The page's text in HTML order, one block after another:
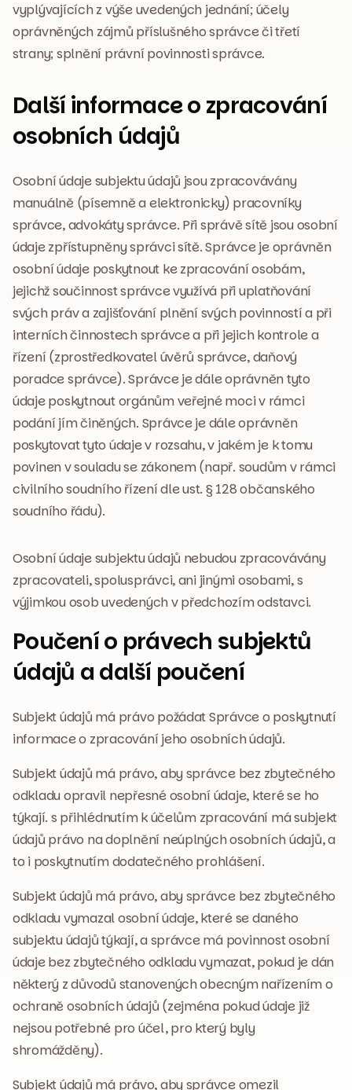
vyplývajících z výše uvedených jednání; účely
oprávněných zájmů příslušného správce či třetí
strany; splnění právní povinnosti správce.
Další informace o zpracování
osobních údajů
Osobní údaje subjektu údajů jsou zpracovávány
manuálně (písemně a elektronicky) pracovníky
správce, advokáty správce. Při správě sítě jsou osobní
údaje zpřístupněny správci sítě. Správce je oprávněn
osobní údaje poskytnout ke zpracování osobám,
jejichž součinnost správce využívá při uplatňování
svých práv a zajišťování plnění svých povinností a při
interních činnostech správce a při jejich kontrole a
řízení (zprostředkovatel úvěrů správce, daňový
poradce správce). Správce je dále oprávněn tyto
údaje poskytnout orgánům veřejné moci v rámci
podání jím činěných. Správce je dále oprávněn
poskytovat tyto údaje v rozsahu, v jakém je k tomu
povinen v souladu se zákonem (např. soudům v rámci
civilního soudního řízení dle ust. § 128 občanského
soudního řádu).
Osobní údaje subjektu údajů nebudou zpracovávány
zpracovateli, spolusprávci, ani jinými osobami, s
výjimkou osob uvedených v předchozím odstavci.
Poučení o právech subjektů
údajů a další poučení
Subjekt údajů má právo požádat Správce o poskytnutí
informace o zpracování jeho osobních údajů.
Subjekt údajů má právo, aby správce bez zbytečného
odkladu opravil nepřesné osobní údaje, které se ho
týkají. s přihlédnutím k účelům zpracování má subjekt
údajů právo na doplnění neúplných osobních údajů, a
to i poskytnutím dodatečného prohlášení.
Subjekt údajů má právo, aby správce bez zbytečného
odkladu vymazal osobní údaje, které se daného
subjektu údajů týkají, a správce má povinnost osobní
údaje bez zbytečného odkladu vymazat, pokud je dán
některý z důvodů stanovených obecným nařízením o
ochraně osobních údajů (zejména pokud údaje již
nejsou potřebné pro účel, pro který byly
shromážděny).
Subjekt údajů má právo, aby správce omezil